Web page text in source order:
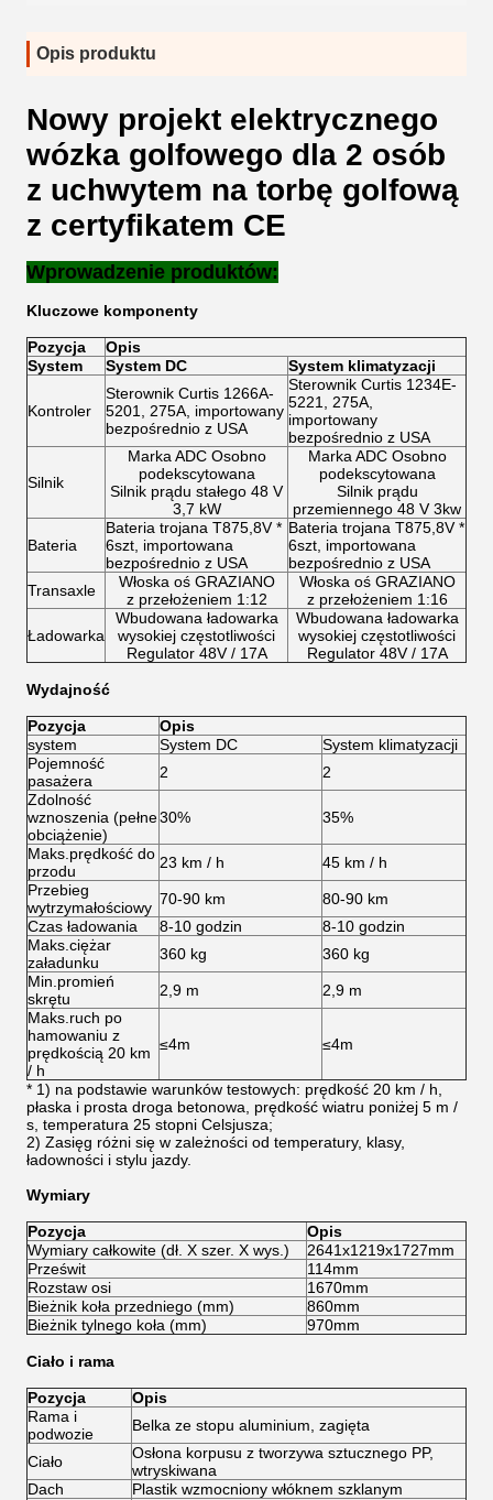
Opis produktu
Nowy projekt elektrycznego
wózka golfowego dla 2 osób
z uchwytem na torbę golfową
z certyfikatem CE
Wprowadzenie produktów:
Kluczowe komponenty
Pozycja
Opis
System
System DC System klimatyzacji
Kontroler
Sterownik Curtis 1266A-
5201, 275A, importowany
bezpośrednio z USA
Sterownik Curtis 1234E-
5221, 275A,
importowany
bezpośrednio z USA
Silnik
Marka ADC Osobno
podekscytowana
Silnik prądu stałego 48 V
3,7 kW
Marka ADC Osobno
podekscytowana
Silnik prądu
przemiennego 48 V 3kw
Bateria
Bateria trojana T875,8V *
6szt, importowana
bezpośrednio z USA
Bateria trojana T875,8V *
6szt, importowana
bezpośrednio z USA
Transaxle
Włoska oś GRAZIANO
z przełożeniem 1:12
Włoska oś GRAZIANO
z przełożeniem 1:16
Ładowarka
Wbudowana ładowarka
wysokiej częstotliwości
Regulator 48V / 17A
Wbudowana ładowarka
wysokiej częstotliwości
Regulator 48V / 17A
Wydajność
Pozycja
Opis
system
System DC
System klimatyzacji
Pojemność
pasażera
2
2
Zdolność
wznoszenia (pełne
obciążenie)
30% 35%
Maks.prędkość do
przodu
23 km / h
45 km / h
Przebieg
wytrzymałościowy 70-90 km
80-90 km
Czas ładowania
8-10 godzin
8-10 godzin
Maks.ciężar
załadunku
360 kg
360 kg
Min.promień
skrętu
2,9 m
2,9 m
Maks.ruch po
hamowaniu z
prędkością 20 km
/ h
≤4m ≤4m
* 1) na podstawie warunków testowych: prędkość 20 km / h,
płaska i prosta droga betonowa, prędkość wiatru poniżej 5 m /
s, temperatura 25 stopni Celsjusza;
2) Zasięg różni się w zależności od temperatury, klasy,
ładowności i stylu jazdy.
Wymiary
Pozycja
Opis
Wymiary całkowite (dł. X szer. X wys.)
2641x1219x1727mm
Prześwit
114mm
Rozstaw osi
1670mm
Bieżnik koła przedniego (mm)
860mm
Bieżnik tylnego koła (mm)
970mm
Ciało i rama
Pozycja
Opis
Rama i
podwozie
Belka ze stopu aluminium, zagięta
Ciało
Osłona korpusu z tworzywa sztucznego PP,
wtryskiwana
Dach
Plastik wzmocniony włóknem szklanym